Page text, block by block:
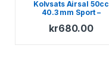
Kolvsats Airsal 50cc
40.3 mm Sport –
kr680.00